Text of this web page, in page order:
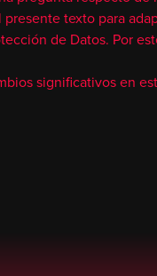
texto para
de Datos. Por
significativos en